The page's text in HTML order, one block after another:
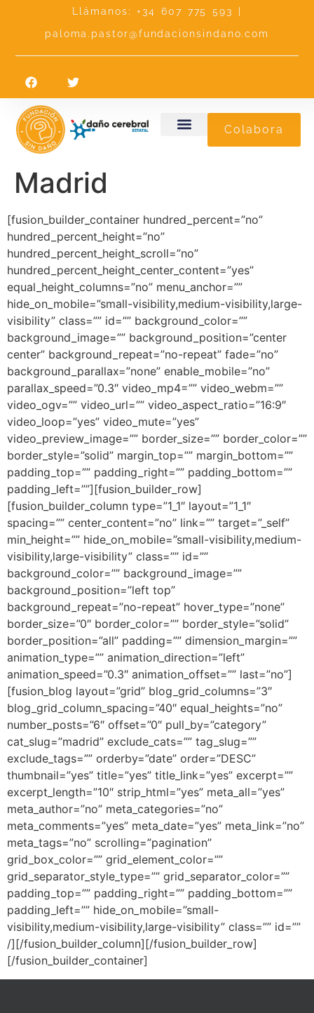
Llámanos: +34 607 775 593 |
paloma.pastor@fundacionsindano.com
Colabora
Madrid
[fusion_builder_container hundred_percent=”no”
hundred_percent_height=”no”
hundred_percent_height_scroll=”no”
hundred_percent_height_center_content=”yes”
equal_height_columns=”no” menu_anchor=””
hide_on_mobile=”small-visibility,medium-visibility,large-
visibility” class=”” id=”” background_color=””
background_image=”” background_position=”center
center” background_repeat=”no-repeat” fade=”no”
background_parallax=”none” enable_mobile=”no”
parallax_speed=”0.3″ video_mp4=”” video_webm=””
video_ogv=”” video_url=”” video_aspect_ratio=”16:9″
video_loop=”yes” video_mute=”yes”
video_preview_image=”” border_size=”” border_color=””
border_style=”solid” margin_top=”” margin_bottom=””
padding_top=”” padding_right=”” padding_bottom=””
padding_left=””][fusion_builder_row]
[fusion_builder_column type=”1_1″ layout=”1_1″
spacing=”” center_content=”no” link=”” target=”_self”
min_height=”” hide_on_mobile=”small-visibility,medium-
visibility,large-visibility” class=”” id=””
background_color=”” background_image=””
background_position=”left top”
background_repeat=”no-repeat” hover_type=”none”
border_size=”0″ border_color=”” border_style=”solid”
border_position=”all” padding=”” dimension_margin=””
animation_type=”” animation_direction=”left”
animation_speed=”0.3″ animation_offset=”” last=”no”]
[fusion_blog layout=”grid” blog_grid_columns=”3″
blog_grid_column_spacing=”40″ equal_heights=”no”
number_posts=”6″ offset=”0″ pull_by=”category”
cat_slug=”madrid” exclude_cats=”” tag_slug=””
exclude_tags=”” orderby=”date” order=”DESC”
thumbnail=”yes” title=”yes” title_link=”yes” excerpt=””
excerpt_length=”10″ strip_html=”yes” meta_all=”yes”
meta_author=”no” meta_categories=”no”
meta_comments=”yes” meta_date=”yes” meta_link=”no”
meta_tags=”no” scrolling=”pagination”
grid_box_color=”” grid_element_color=””
grid_separator_style_type=”” grid_separator_color=””
padding_top=”” padding_right=”” padding_bottom=””
padding_left=”” hide_on_mobile=”small-
visibility,medium-visibility,large-visibility” class=”” id=””
/][/fusion_builder_column][/fusion_builder_row]
[/fusion_builder_container]